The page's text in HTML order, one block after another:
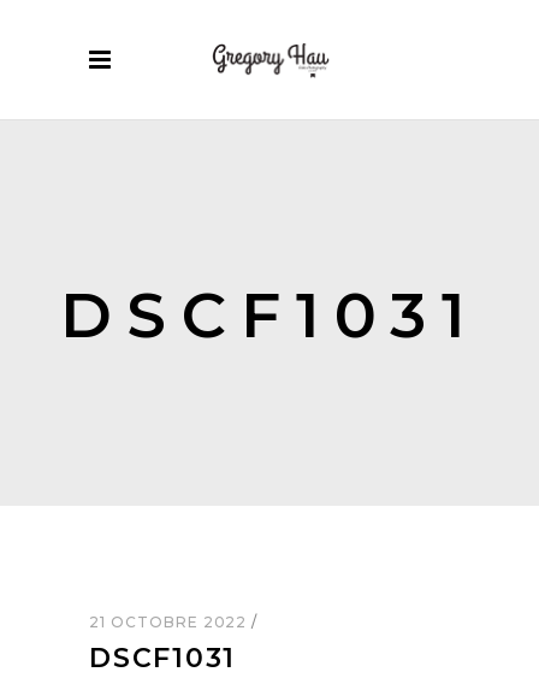
DSCF1031
21 OCTOBRE 2022
DSCF1031